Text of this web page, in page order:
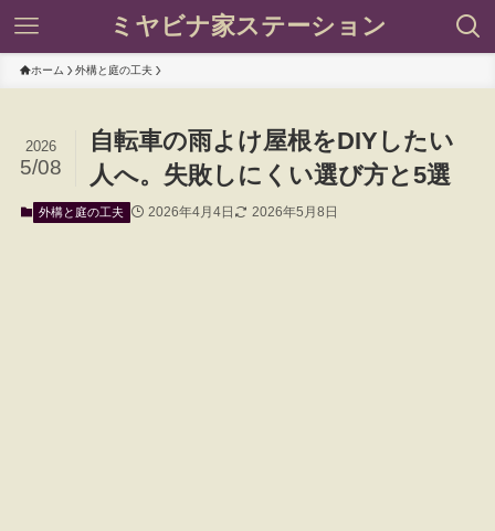
ミヤビナ家ステーション
ホーム 外構と庭の工夫
自転車の雨よけ屋根をDIYしたい
人へ。失敗しにくい選び方と5選
2026
5/08
外構と庭の工夫 2026年4月4日 2026年5月8日